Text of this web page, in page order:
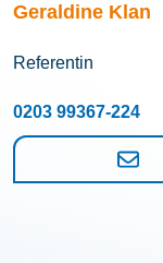
Geraldine Klan
Referentin
0203 99367-224